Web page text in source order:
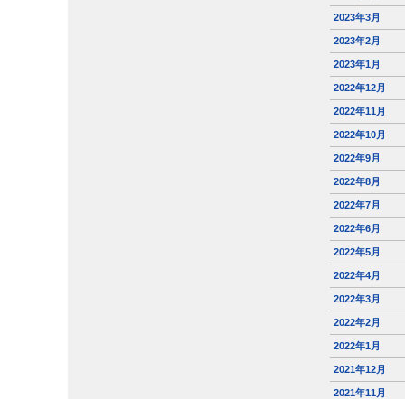
2023年3月
2023年2月
2023年1月
2022年12月
2022年11月
2022年10月
2022年9月
2022年8月
2022年7月
2022年6月
2022年5月
2022年4月
2022年3月
2022年2月
2022年1月
2021年12月
2021年11月